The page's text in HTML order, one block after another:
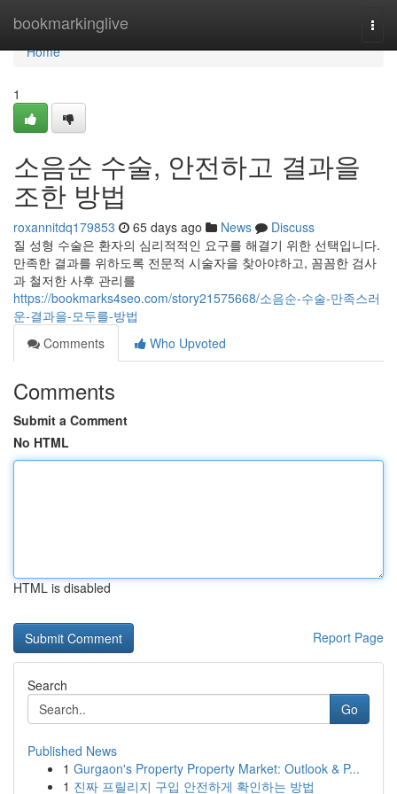
bookmarkinglive
Home
Home
1
소음순 수술, 안전하고 결과을
조한 방법
roxannitdq179853 65 days ago News
Discuss
질 성형 수술은 환자의 심리적적인 요구를 해결기 위한 선택입니다.
만족한 결과를 위하도록 전문적 시술자을 찾아야하고, 꼼꼼한 검사
과 철저한 사후 관리를
https://bookmarks4seo.com/story21575668/소음순-수술-만족스러
운-결과을-모두를-방법
Comments
Who Upvoted
Comments
Submit a Comment
No HTML
HTML is disabled
Report Page
Search
Go
Published News
1 Gurgaon's Property Property Market: Outlook & P...
1 진짜 프릴리지 구입 안전하게 확인하는 방법